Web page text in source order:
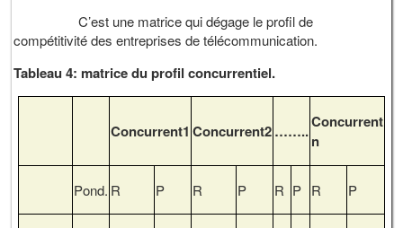
C’est une matrice qui dégage le profil de
compétitivité des entreprises de télécommunication.
Tableau 4: matrice du profil concurrentiel.
Concurrent1 Concurrent2……..Concurrent
n
Pond. R P R P R P R P